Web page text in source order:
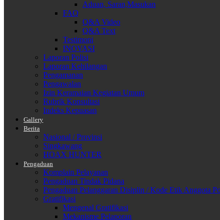
Aduan, Saran,Masukan
FAQ
Q&A Video
Q&A Text
Testimoni
INOVASI
Laporan Polisi
Laporan Kehilangan
Pengamanan
Pengawalan
Izin Keramaian Kegiatan Umum
Rubrik Konsultasi
Indeks Kepuasan
Gallery
Berita
Nasional / Provinsi
Singkawang
HOAX HUNTER
Pengaduan
Komplain Pelayanan
Pengaduan Tindak Pidana
Pengaduan Pelanggaran Disiplin / Kode Etik Anggota
Gratifikasi
Mengenal Gratifikasi
Mekanisme Pelaporan